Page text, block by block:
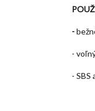
-
-
- SBS